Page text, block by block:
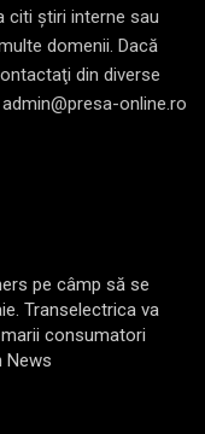
citi ştiri interne sau
domenii. Dacă
din diverse
online.ro
pe câmp să se
Transelectrica va
consumatori
News